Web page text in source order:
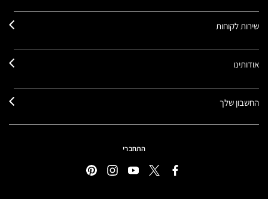
שירות לקוחות
אודותינו
החשבון שלך
התחברי